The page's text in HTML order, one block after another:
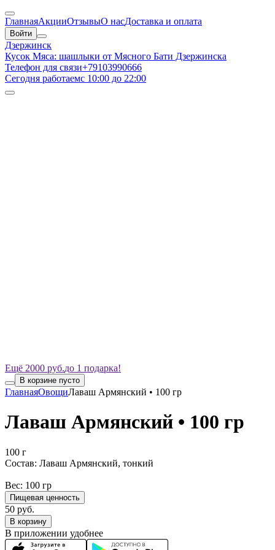
ГлавнаяАкцииОтзывыО насДоставка и оплата
Войти
Дзержинск
Кусок Мяса: шашлыки от Мясного Бати Дзержинска
Телефон для связи+79103990666
Сегодня работаемс 10:00 до 22:00
Ещё 2000 руб.до 1 подарка!
В корзине пусто
ГлавнаяОвощиЛаваш Армянский • 100 гр
Лаваш Армянский • 100 гр
100 г
Состав: Лаваш Армянский, тонкий
Вес: 100 гр
Пищевая ценность
50 руб.
В корзину
В приложении удобнее